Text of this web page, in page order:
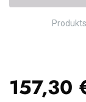
157,30